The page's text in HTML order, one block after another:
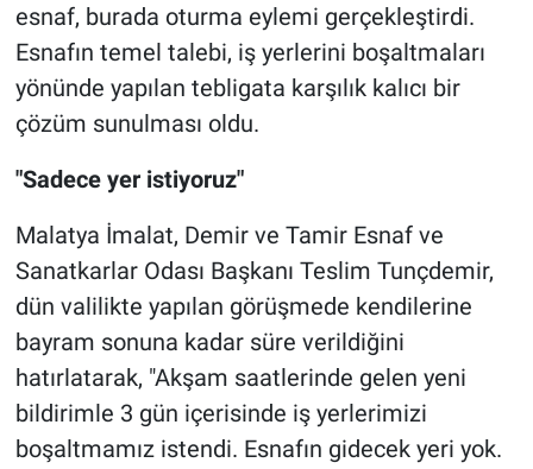
esnaf, burada oturma eylemi gerçekleştirdi.
Esnafın temel talebi, iş yerlerini boşaltmaları
yönünde yapılan tebligata karşılık kalıcı bir
çözüm sunulması oldu.
"Sadece yer istiyoruz"
Malatya İmalat, Demir ve Tamir Esnaf ve
Sanatkarlar Odası Başkanı Teslim Tunçdemir,
dün valilikte yapılan görüşmede kendilerine
bayram sonuna kadar süre verildiğini
hatırlatarak, "Akşam saatlerinde gelen yeni
bildirimle 3 gün içerisinde iş yerlerimizi
boşaltmamız istendi. Esnafın gidecek yeri yok.